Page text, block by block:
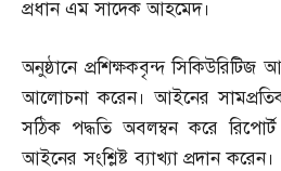
প্রধান এম সাদেক আহমেদ।
অনুষ্ঠানে প্রশিক্ষকবৃন্দ
আলোচনা করেন। আইনের
সঠিক পদ্ধতি অবলম্বন করে
আইনের সংশ্লিষ্ট ব্যাখ্যা প্রদান করেন।